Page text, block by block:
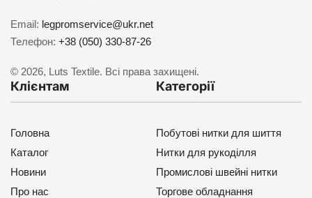
Email: legpromservice@ukr.net
Телефон: +38 (050) 330-87-26
© 2026, Luts Textile. Всі права захищені.
Клієнтам
Головна
Каталог
Новини
Про нас
Категорії
Побутові нитки для шиття
Нитки для рукоділля
Промислові швейні нитки
Торгове обладнання